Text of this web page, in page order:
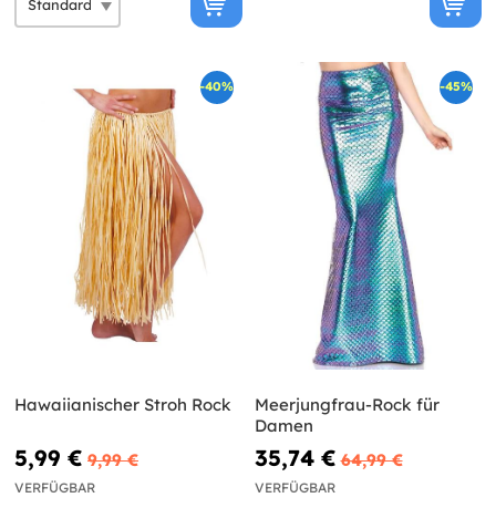
-40%
Hawaiianischer Stroh Rock
5,99 € 9,99 €
VERFÜGBAR
-45%
Meerjungfrau-Rock für
Damen
35,74 € 64,99 €
VERFÜGBAR